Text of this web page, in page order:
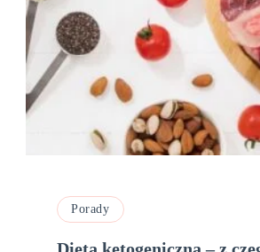
Porady